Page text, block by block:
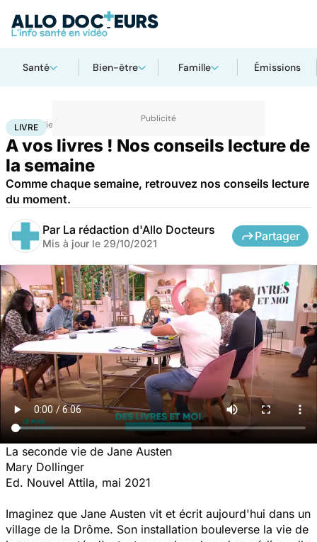
Santé Bien-être Famille Émissions
Accueil Bien-être
LIVRE
A vos livres ! Nos conseils lecture de
la semaine
Comme chaque semaine, retrouvez nos conseils lecture
du moment.
Par La rédaction d'Allo Docteurs
Mis à jour le 29/10/2021
Partager
La seconde vie de Jane Austen
Mary Dollinger
Ed. Nouvel Attila, mai 2021
Imaginez que Jane Austen vit et écrit aujourd'hui dans un
village de la Drôme. Son installation bouleverse la vie de